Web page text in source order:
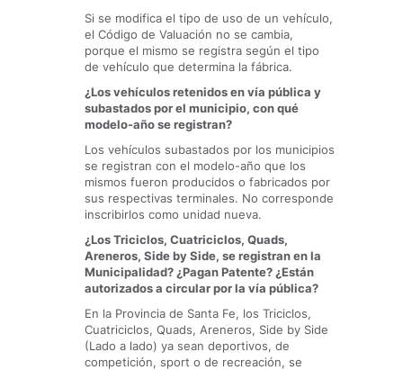
Si se modifica el tipo de uso de un vehículo,
el Código de Valuación no se cambia,
porque el mismo se registra según el tipo
de vehículo que determina la fábrica.
¿Los vehículos retenidos en vía pública y
subastados por el municipio, con qué
modelo-año se registran?
Los vehículos subastados por los municipios
se registran con el modelo-año que los
mismos fueron producidos o fabricados por
sus respectivas terminales. No corresponde
inscribirlos como unidad nueva.
¿Los Triciclos, Cuatriciclos, Quads,
Areneros, Side by Side, se registran en la
Municipalidad? ¿Pagan Patente? ¿Están
autorizados a circular por la vía pública?
En la Provincia de Santa Fe, los Triciclos,
Cuatriciclos, Quads, Areneros, Side by Side
(Lado a lado) ya sean deportivos, de
competición, sport o de recreación, se